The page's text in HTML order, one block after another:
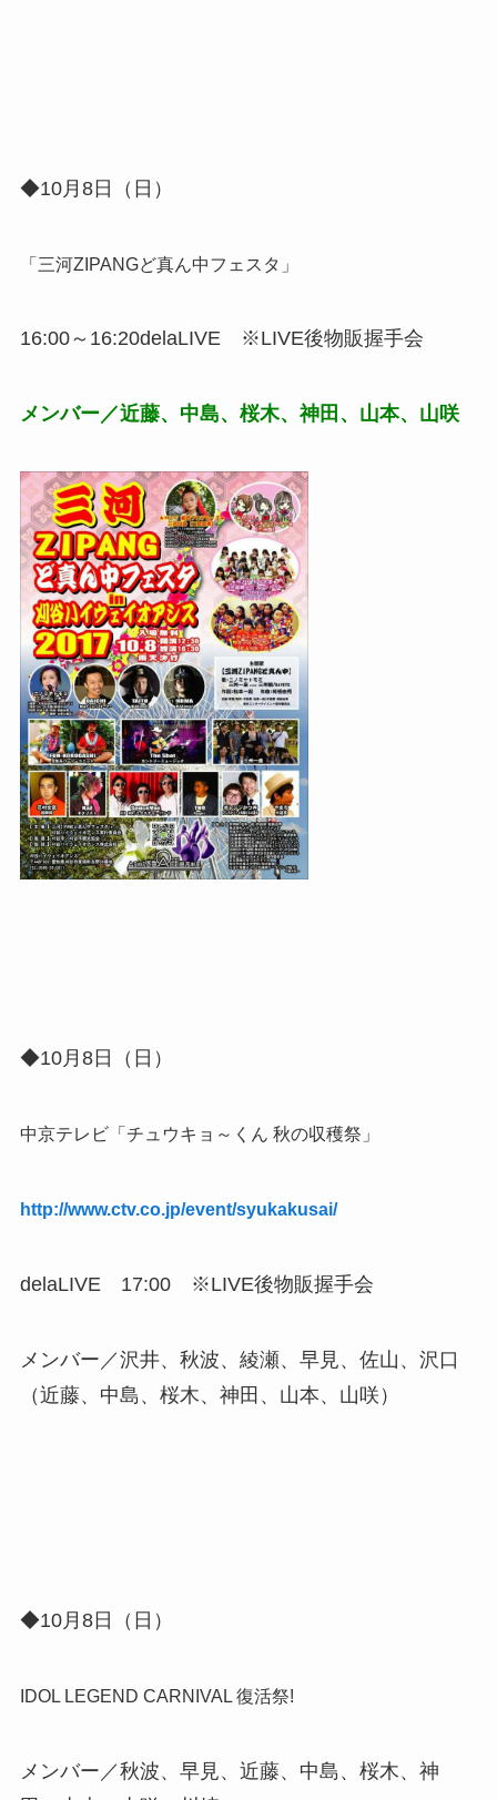
◆10月8日（日）
「三河ZIPANGど真ん中フェスタ 」
16:00～16:20delaLIVE ※LIVE後物販握手会
メンバー／近藤、中島、桜木、神田、山本、山咲
◆10月8日（日）
中京テレビ「チュウキョ～くん 秋の収穫祭」
http://www.ctv.co.jp/event/syukakusai/
delaLIVE 17:00 ※LIVE後物販握手会
メンバー／沢井、秋波、綾瀬、早見、佐山、沢口
（近藤、中島、桜木、神田、山本、山咲）
◆10月8日（日）
IDOL LEGEND CARNIVAL 復活祭!
メンバー／秋波、早見、近藤、中島、桜木、神